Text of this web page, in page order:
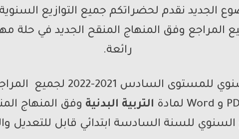
الجديد نقدم لحضراتكم جميع التوازيع
المراجع وفق المنهاج المنقح الجديد في حلة
رائعة.
التوزيع السنوي للمستوى السادس
التربية البدنية وفق المنهاج
السنوي للسنة السادسة ابتدائي قابل للتعديل